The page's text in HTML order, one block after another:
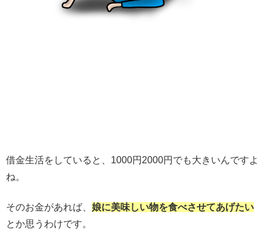
借金生活をしていると、1000円2000円でも大きいんですよ
ね。
そのお金があれば、 娘に美味しい物を食べさせてあげたい
とか思うわけです。